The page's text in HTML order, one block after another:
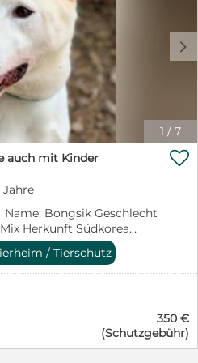
1 / 7
d
auch mit Kinder
Jahre
Bongsik Geschlecht
zitternd, traurig und
Tierheim an. Aber sanfte
lehrten ihn, dass das
kann. Aber er hat die
sich wunderbar. Er betet
zu sehr an, man

/ Tierschutz
350 €
(Schutzgebühr)